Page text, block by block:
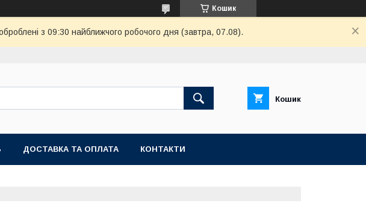
Кошик
з 09:30 найближчого робочого дня (завтра, 07.08).
Кошик
ДОСТАВКА ТА ОПЛАТА КОНТАКТИ